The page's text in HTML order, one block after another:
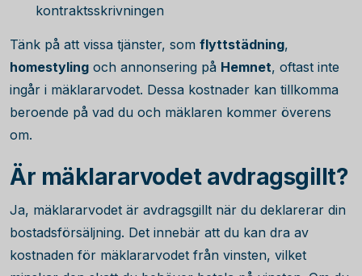
kontraktsskrivningen
Tänk på att vissa tjänster, som flyttstädning,
homestyling och annonsering på Hemnet, oftast inte
ingår i mäklararvodet. Dessa kostnader kan tillkomma
beroende på vad du och mäklaren kommer överens
om.
Är mäklararvodet avdragsgillt?
Ja, mäklararvodet är avdragsgillt när du deklarerar din
bostadsförsäljning. Det innebär att du kan dra av
kostnaden för mäklararvodet från vinsten, vilket